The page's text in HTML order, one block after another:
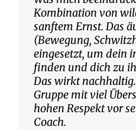
Kombination von
sanftem Ernst. Das
(Bewegung,
eingesetzt, um dein
finden und dich zu
Das wirkt
Gruppe mit viel
hohen Respekt vor
Coach.